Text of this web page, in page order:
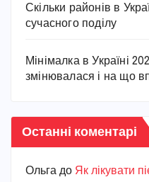
Скільки районів в
сучасного поділу
Мінімалка в Україні
змінювалася і на що
Останні коментарі
Ольга до Як лікувати